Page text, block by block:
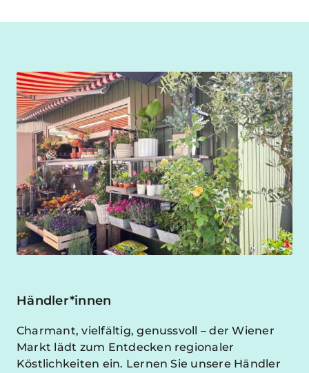
Händler*innen
Charmant, vielfältig, genussvoll – der Wiener
Markt lädt zum Entdecken regionaler
Köstlichkeiten ein. Lernen Sie unsere Händler